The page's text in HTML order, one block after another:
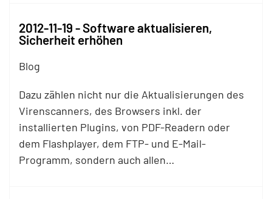
2012-11-19 - Software aktualisieren,
Sicherheit erhöhen
Blog
Dazu zählen nicht nur die Aktualisierungen des
Virenscanners, des Browsers inkl. der
installierten Plugins, von PDF-Readern oder
dem Flashplayer, dem FTP- und E-Mail-
Programm, sondern auch allen…